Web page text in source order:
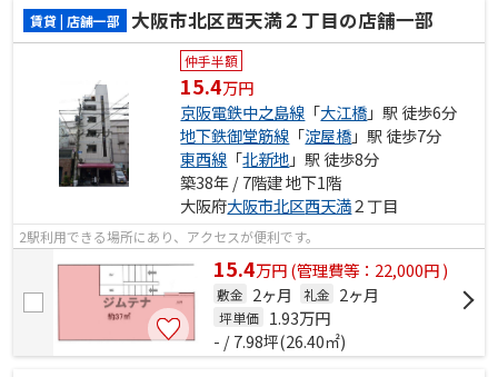
賃貸 | 店舗一部 大阪市北区西天満２丁目の店舗一部
仲手半額
15.4万円
京阪電鉄中之島線 「大江橋」駅 徒歩6分
地下鉄御堂筋線 「淀屋橋」駅 徒歩7分
東西線 「北新地」駅 徒歩8分
築38年 / 7階建 地下1階
大阪府大阪市北区西天満２丁目
2駅利用できる場所にあり、アクセスが便利です。
15.4万円(管理費等：22,000円 )
敷金 2ヶ月 礼金 2ヶ月
坪単価 1.93万円
- / 7.98坪(26.40㎡)